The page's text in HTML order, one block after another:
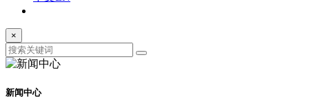
×
新闻中心